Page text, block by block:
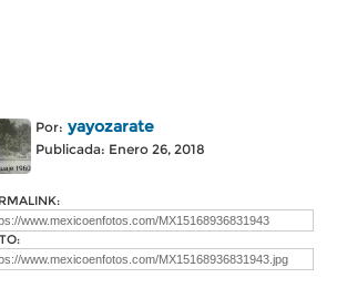
Por: yayozarate
Publicada: Enero 26, 2018